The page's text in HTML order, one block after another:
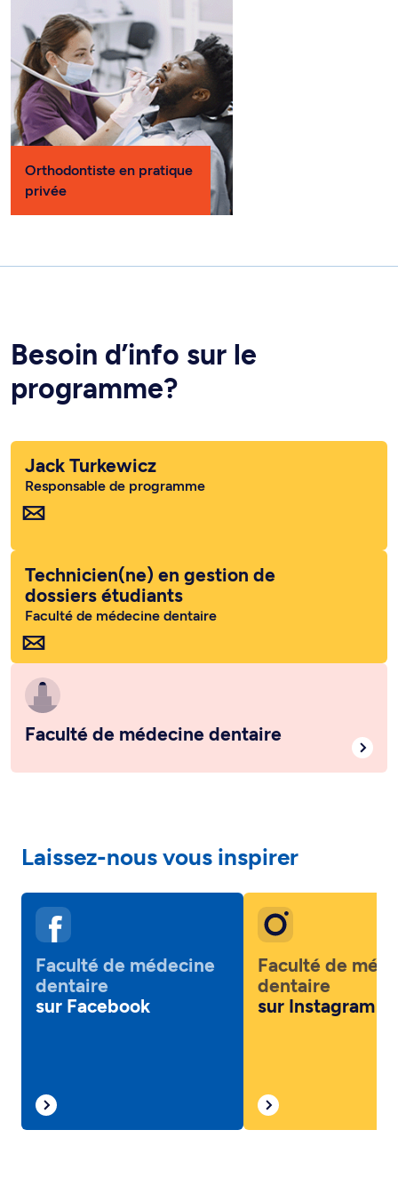
Orthodontiste en pratique
privée
Besoin d’info sur le
programme?
Jack Turkewicz
Responsable de programme
Technicien(ne) en gestion de
dossiers étudiants
Faculté de médecine dentaire
Faculté de médecine dentaire
Laissez-nous vous inspirer
Faculté de médecine
dentaire
sur Facebook
Faculté de
dentaire
sur Instagram